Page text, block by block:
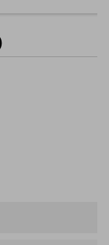
kovu s prémiovou
úpravou
dlhú...